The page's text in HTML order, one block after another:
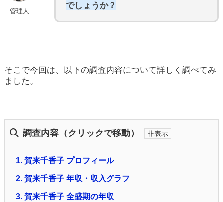
管理人
でしょうか？
そこで今回は、以下の調査内容について詳しく調べてみ
ました。
調査内容（クリックで移動）
1.賀来千香子 プロフィール
2.賀来千香子 年収・収入グラフ
3.賀来千香子 全盛期の年収